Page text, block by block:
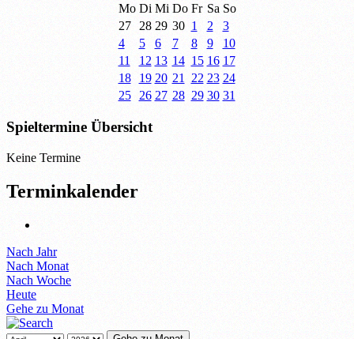
Mo Di Mi Do Fr Sa So
27
28 29 30 1 2
3
4
5 6 7 8 9
10
11
12 13 14 15 16 17
18
19 20 21 22 23 24
25
26 27 28 29 30 31
Spieltermine Übersicht
Keine Termine
Terminkalender
Nach Jahr
Nach Monat
Nach Woche
Heute
Gehe zu Monat